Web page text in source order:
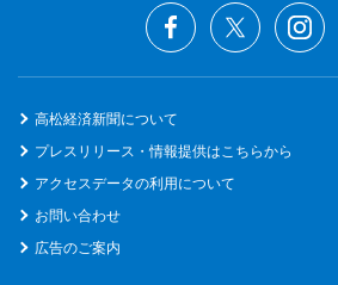
高松経済新聞について
プレスリリース・情報提供はこちらから
アクセスデータの利用について
お問い合わせ
広告のご案内